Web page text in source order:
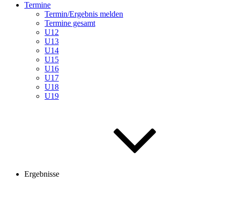
Termine
Termin/Ergebnis melden
Termine gesamt
U12
U13
U14
U15
U16
U17
U18
U19
Ergebnisse